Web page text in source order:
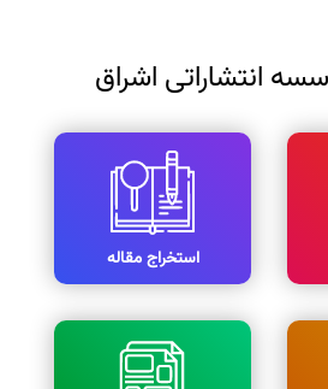
انتشاراتی اشراق
استخراج مقاله